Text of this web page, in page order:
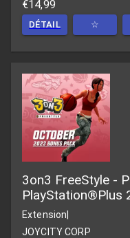
€14,99
DÉTAIL ☆
3on3 FreeStyle -
PlayStation®Plus
Extension
JOYCITY CORP